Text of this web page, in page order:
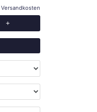
Versandkosten
+